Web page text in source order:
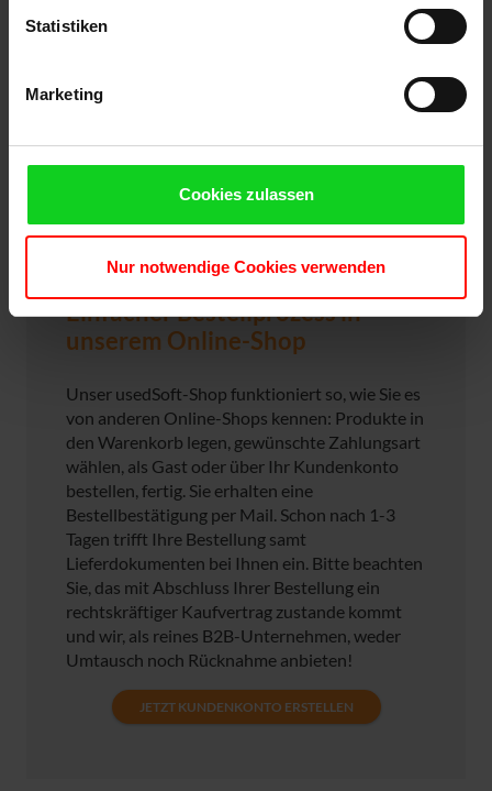
Statistiken
Marketing
Cookies zulassen
Nur notwendige Cookies verwenden
Einfacher Bestellprozess in
unserem Online-Shop
Unser usedSoft-Shop funktioniert so, wie Sie es
von anderen Online-Shops kennen: Produkte in
den Warenkorb legen, gewünschte Zahlungsart
wählen, als Gast oder über Ihr Kundenkonto
bestellen, fertig. Sie erhalten eine
Bestellbestätigung per Mail. Schon nach 1-3
Tagen trifft Ihre Bestellung samt
Lieferdokumenten bei Ihnen ein. Bitte beachten
Sie, das mit Abschluss Ihrer Bestellung ein
rechtskräftiger Kaufvertrag zustande kommt
und wir, als reines B2B-Unternehmen, weder
Umtausch noch Rücknahme anbieten!
JETZT KUNDENKONTO ERSTELLEN